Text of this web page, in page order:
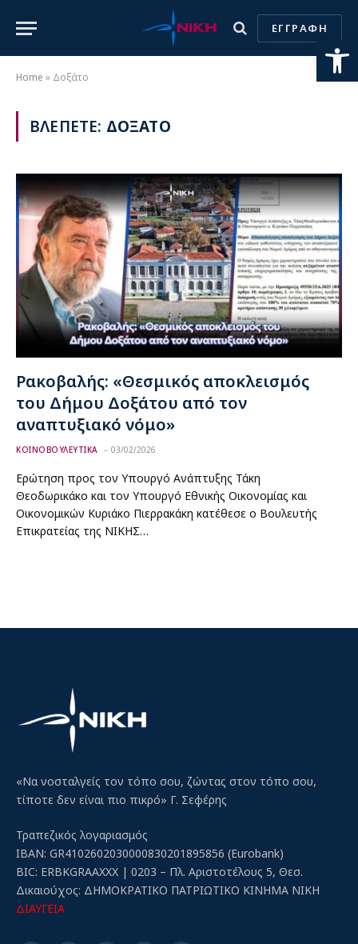
ΕΓΓΡΑΦΗ
Home » Δοξάτο
ΒΛΕΠΕΤΕ: ΔΟΞΑΤΟ
Ρακοβαλής: «Θεσμικός αποκλεισμός
του Δήμου Δοξάτου από τον
αναπτυξιακό νόμο»
ΚΟΙΝΟΒΟΥΛΕΥΤΙΚΑ 03/02/2026
Ερώτηση προς τον Υπουργό Ανάπτυξης Τάκη
Θεοδωρικάκο και τον Υπουργό Εθνικής Οικονομίας και
Οικονομικών Κυριάκο Πιερρακάκη κατέθεσε ο Βουλευτής
Επικρατείας της ΝΙΚΗΣ…
«Να νοσταλγείς τον τόπο σου, ζώντας στον τόπο σου,
τίποτε δεν είναι πιο πικρό» Γ. Σεφέρης
Τραπεζικός λογαριασμός
IBAN: GR4102602030000830201895856 (Eurobank)
BIC: ERBKGRAAXXX | 0203 – Πλ. Αριστοτέλους 5, Θεσ.
Δικαιούχος: ΔΗΜΟΚΡΑΤΙΚΟ ΠΑΤΡΙΩΤΙΚΟ ΚΙΝΗΜΑ ΝΙΚΗ
ΔΙΑΥΓΕΙΑ